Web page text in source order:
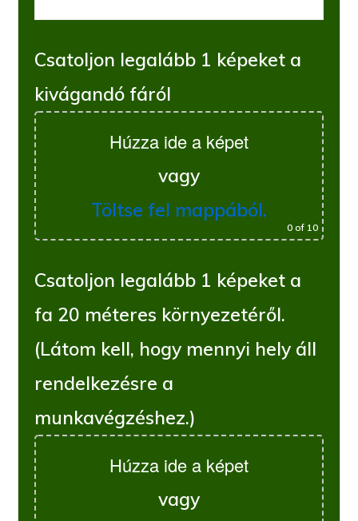
Csatoljon legalább 1 képeket a
kivágandó fáról
Húzza ide a képet
vagy
Töltse fel mappából.
0of 10
Csatoljon legalább 1 képeket a
fa 20 méteres környezetéről.
(Látom kell, hogy mennyi hely áll
rendelkezésre a
munkavégzéshez.)
Húzza ide a képet
vagy